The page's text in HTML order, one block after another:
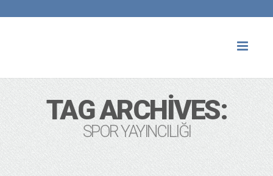
TAG ARCHIVES:
SPOR YAYINCILIĞI